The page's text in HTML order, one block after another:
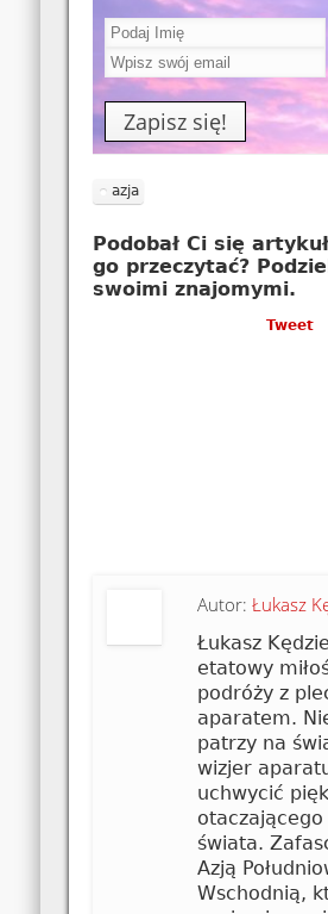
azja
Podobał Ci się
go przeczytać?
swoimi znajomymi.
Tweet
Autor:Łukasz
Łukasz
etatowy
podróży z
aparatem.
patrzy na
wizjer
uchwycić
otaczającego
świata.
Azją
Wschodnią,